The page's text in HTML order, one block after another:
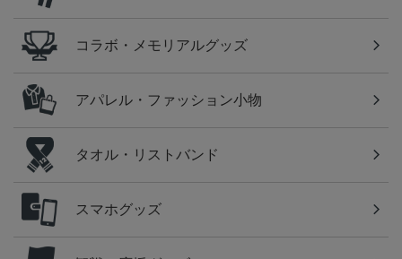
コラボ・メモリアルグッズ
アパレル・ファッション小物
タオル・リストバンド
スマホグッズ